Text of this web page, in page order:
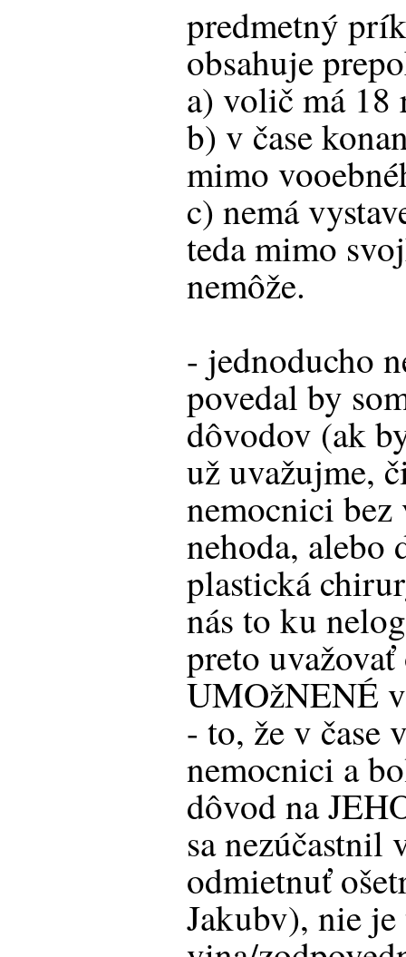
predmetný
obsahuje
a) volič má 18
b) v čase
mimo
c) nemá
teda mimo
nemôže.
- jednoducho
povedal by
dôvodov (ak
už uvažujme,
nemocnici
nehoda, alebo
plastická
nás to ku
preto
UMOžNENÉ
- to, že v čase
nemocnici a
dôvod na
sa
odmietnuť
Jakubv), nie